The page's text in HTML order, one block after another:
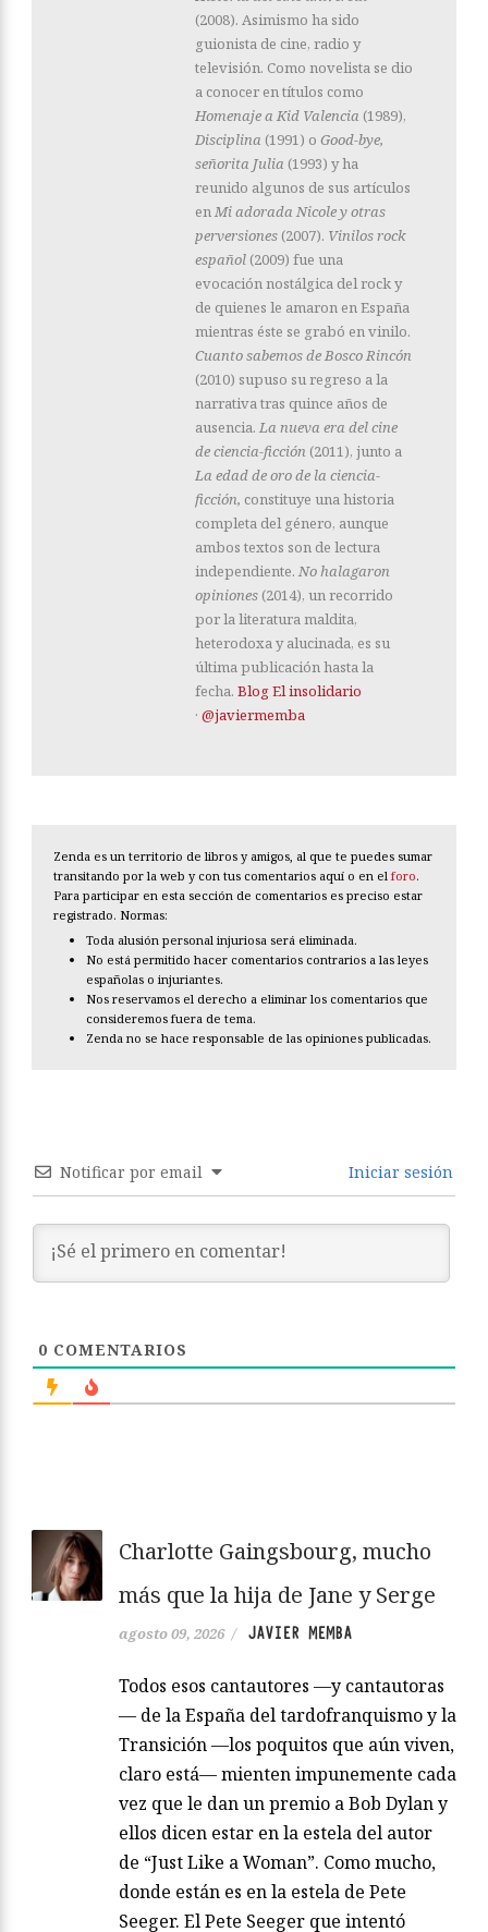
(2008). Asimismo ha sido
guionista de cine, radio y
televisión. Como novelista se dio
a conocer en títulos como
Homenaje a Kid Valencia (1989),
Disciplina (1991) o Good-bye,
señorita Julia (1993) y ha
reunido algunos de sus artículos
enMi adorada Nicole y otras
perversiones (2007). Vinilos rock
español (2009) fue una
evocación nostálgica del rock y
de quienes le amaron en España
mientras éste se grabó en vinilo.
Cuanto sabemos de Bosco Rincón
(2010) supuso su regreso a la
narrativa tras quince años de
ausencia. La nueva era del cine
de ciencia-ficción (2011), junto a
La edad de oro de la ciencia-
ficción, constituye una historia
completa del género, aunque
ambos textos son de lectura
independiente. No halagaron
opiniones (2014), un recorrido
por la literatura maldita,
heterodoxa y alucinada, es su
última publicación hasta la
fecha. Blog El insolidario
· @javiermemba
Zenda es un territorio de libros y amigos, al que te puedes sumar
transitando por la web y con tus comentarios aquí o en el foro.
Para participar en esta sección de comentarios es preciso estar
registrado. Normas:
Toda alusión personal injuriosa será eliminada.
No está permitido hacer comentarios contrarios a las leyes
españolas o injuriantes.
Nos reservamos el derecho a eliminar los comentarios que
consideremos fuera de tema.
Zenda no se hace responsable de las opiniones publicadas.
Notificar por email Iniciar sesión
0 COMENTARIOS
Charlotte Gaingsbourg, mucho
más que la hija de Jane y Serge
agosto 09, 2026 / JAVIER MEMBA
Todos esos cantautores —y cantautoras
— de la España del tardofranquismo y la
Transición —los poquitos que aún viven,
claro está— mienten impunemente cada
vez que le dan un premio a Bob Dylan y
ellos dicen estar en la estela del autor
de “Just Like a Woman”. Como mucho,
donde están es en la estela de Pete
Seeger. El Pete Seeger que intentó